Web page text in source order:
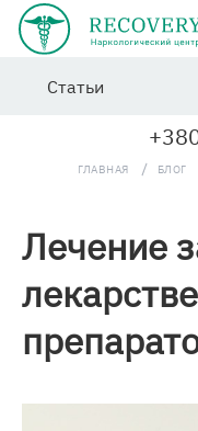
ГЛАВНАЯ БЛОГ
Статьи
Лечение